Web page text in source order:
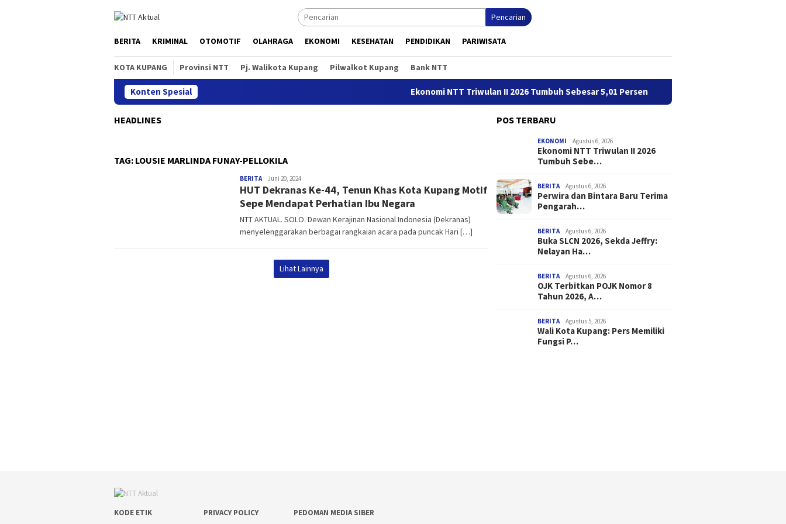
Pencarian
BERITA KRIMINAL OTOMOTIF OLAHRAGA EKONOMI KESEHATAN PENDIDIKAN PARIWISATA
KOTA KUPANG Provinsi NTT Pj. Walikota Kupang Pilwalkot Kupang Bank NTT
Konten Spesial Ekonomi NTT Triwulan II 2026 Tumbuh Sebesar 5,01 Persen
HEADLINES
TAG: LOUSIE MARLINDA FUNAY-PELLOKILA
BERITANTT
AKTUAL
Juni 20, 2024
HUT Dekranas Ke-44, Tenun Khas Kota Kupang Motif
Sepe Mendapat Perhatian Ibu Negara
NTT AKTUAL. SOLO. Dewan Kerajinan Nasional Indonesia (Dekranas)
menyelenggarakan berbagai rangkaian acara pada puncak Hari […]
Lihat Lainnya
POS TERBARU
EKONOMI Agustus 6, 2026
Ekonomi NTT Triwulan II 2026
Tumbuh Sebe…
BERITA Agustus 6, 2026
Perwira dan Bintara Baru Terima
Pengarah…
BERITA Agustus 6, 2026
Buka SLCN 2026, Sekda Jeffry:
Nelayan Ha…
BERITA Agustus 6, 2026
OJK Terbitkan POJK Nomor 8
Tahun 2026, A…
BERITA Agustus 5, 2026
Wali Kota Kupang: Pers Memiliki
Fungsi P…
KODE ETIK PRIVACY POLICY PEDOMAN MEDIA SIBER